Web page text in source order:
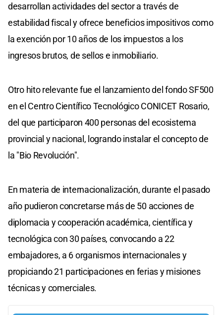
desarrollan actividades del sector a través de
estabilidad fiscal y ofrece beneficios impositivos como
la exención por 10 años de los impuestos a los
ingresos brutos, de sellos e inmobiliario.
Otro hito relevante fue el lanzamiento del fondo SF500
en el Centro Científico Tecnológico CONICET Rosario,
del que participaron 400 personas del ecosistema
provincial y nacional, logrando instalar el concepto de
la "Bio Revolución".
En materia de internacionalización, durante el pasado
año pudieron concretarse más de 50 acciones de
diplomacia y cooperación académica, científica y
tecnológica con 30 países, convocando a 22
embajadores, a 6 organismos internacionales y
propiciando 21 participaciones en ferias y misiones
técnicas y comerciales.